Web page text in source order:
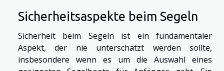
Sicherheitsaspekte beim Segeln
Sicherheit beim Segeln ist ein fundamentaler
Aspekt, der nie unterschätzt werden sollte,
insbesondere wenn es um die Auswahl eines